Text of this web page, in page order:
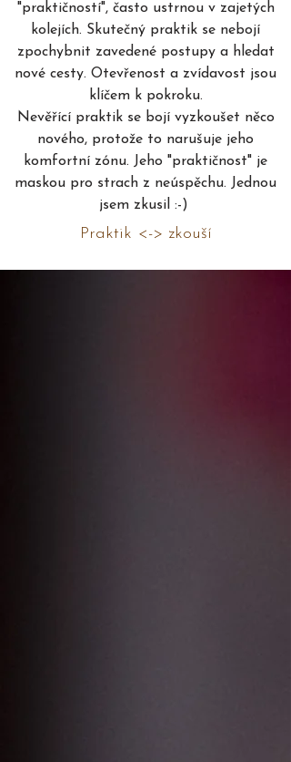
"praktičností", často ustrnou v zajetých
kolejích. Skutečný praktik se nebojí
zpochybnit zavedené postupy a hledat
nové cesty. Otevřenost a zvídavost jsou
klíčem k pokroku.
Nevěřící praktik se bojí vyzkoušet něco
nového, protože to narušuje jeho
komfortní zónu. Jeho "praktičnost" je
maskou pro strach z neúspěchu. Jednou
jsem zkusil :-)
Praktik <-> zkouší